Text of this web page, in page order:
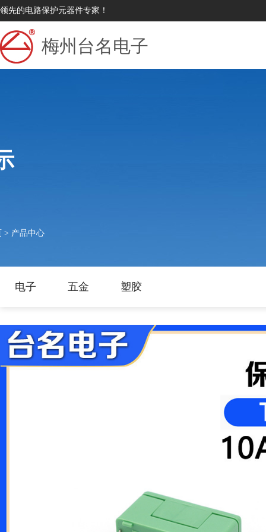
领先的电路保护元器件专家！
梅州台名电子
> 产品中心
电子 五金 塑胶